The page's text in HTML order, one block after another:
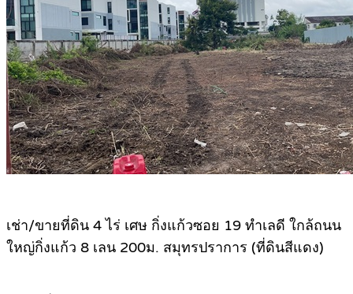
เช่า/ขายที่ดิน 4 ไร่ เศษ กิ่งแก้วซอย 19 ทำเลดี ใกล้ถนน
ใหญ่กิ่งแก้ว 8 เลน 200ม. สมุทรปราการ (ที่ดินสีแดง)